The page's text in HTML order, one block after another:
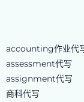
accounting作业代
assessment代写
assignment代写
商科代写